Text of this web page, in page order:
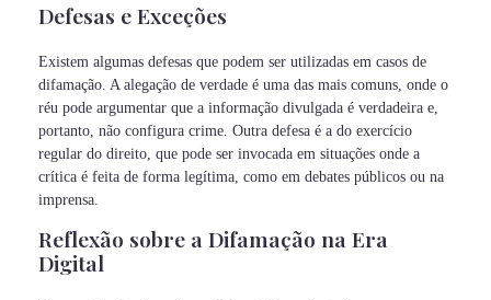
Defesas e Exceções
Existem algumas defesas que podem ser utilizadas em casos de
difamação. A alegação de verdade é uma das mais comuns, onde o
réu pode argumentar que a informação divulgada é verdadeira e,
portanto, não configura crime. Outra defesa é a do exercício
regular do direito, que pode ser invocada em situações onde a
crítica é feita de forma legítima, como em debates públicos ou na
imprensa.
Reflexão sobre a Difamação na Era
Digital